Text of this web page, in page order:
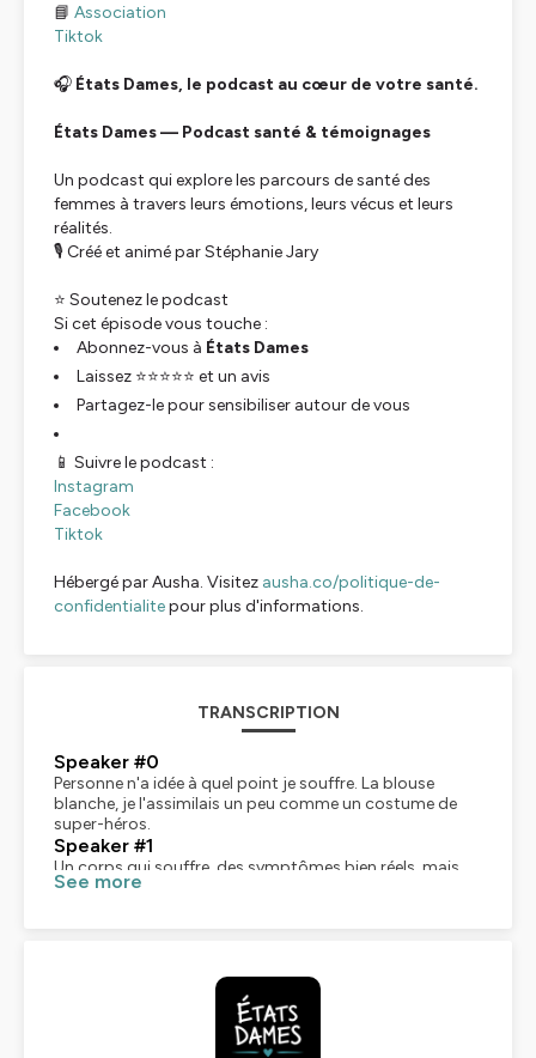
📘 Association
Tiktok
🎧 États Dames, le podcast au cœur de votre santé.
États Dames — Podcast santé & témoignages
Un podcast qui explore les parcours de santé des
femmes à travers leurs émotions, leurs vécus et leurs
réalités.
🎙️ Créé et animé par Stéphanie Jary
⭐ Soutenez le podcast
Si cet épisode vous touche :
Abonnez-vous à États Dames
Laissez ⭐⭐⭐⭐⭐ et un avis
Partagez-le pour sensibiliser autour de vous
📱 Suivre le podcast :
Instagram
Facebook
Tiktok
Hébergé par Ausha. Visitez ausha.co/politique-de-
confidentialitepour plus d'informations.
TRANSCRIPTION
Speaker #0
Personne n'a idée à quel point je souffre. La blouse
blanche, je l'assimilais un peu comme un costume de
super-héros.
Speaker #1
Un corps qui souffre, des symptômes bien réels, mais
que personne ne comprend vraiment. Depuis l'enfance...
en elle, jusqu'au jour où un nom apparaît, la maladie de
Lyne, un diagnostic qui ne fasse pas l'invisible, car le
combat continue, être cru, être entendu, continuer à
exister dans un corps qui lâche. Vous êtes sur ETA-DAM,
See more